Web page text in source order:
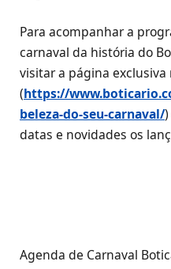
Para acompanhar a
carnaval da história do
visitar a página exclusiva
(https://
beleza-do-seu-carnaval/
datas e novidades os
Agenda de Carnaval